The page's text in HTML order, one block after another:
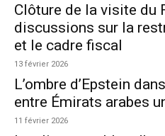
Clôture de la visite du
discussions sur la
et le cadre fiscal
13 février 2026
L’ombre d’Epstein
entre Émirats arabes
11 février 2026